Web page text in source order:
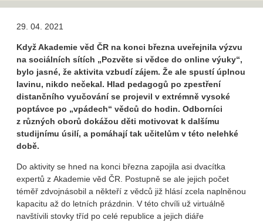
29. 04. 2021
Když Akademie věd ČR na konci března uveřejnila výzvu
na sociálních sítích „Pozvěte si vědce do online výuky“,
bylo jasné, že aktivita vzbudí zájem. Že ale spustí úplnou
lavinu, nikdo nečekal. Hlad pedagogů po zpestření
distančního vyučování se projevil v extrémně vysoké
poptávce po „vpádech“ vědců do hodin. Odborníci
z různých oborů dokážou děti motivovat k dalšímu
studijnímu úsilí, a pomáhají tak učitelům v této nelehké
době.
Do aktivity se hned na konci března zapojila asi dvacítka
expertů z Akademie věd ČR. Postupně se ale jejich počet
téměř zdvojnásobil a někteří z vědců již hlásí zcela naplněnou
kapacitu až do letních prázdnin. V této chvíli už virtuálně
navštívili stovky tříd po celé republice a jejich diáře